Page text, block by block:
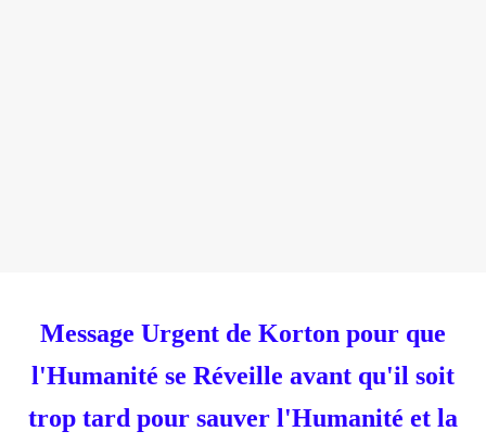
Message Urgent de Korton pour que
l'Humanité se Réveille avant qu'il soit
trop tard pour sauver l'Humanité et la